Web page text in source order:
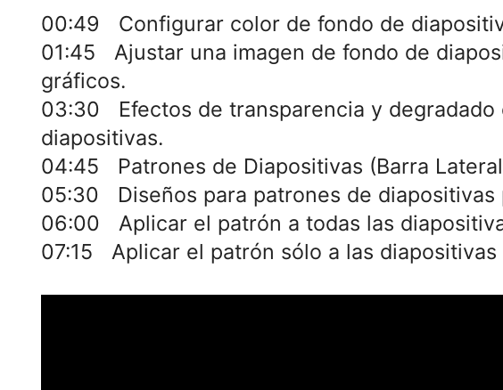
00:49 Configurar color de fondo de
01:45 Ajustar una imagen de fondo de
gráficos.
03:30 Efectos de transparencia y degradado
diapositivas.
04:45 Patrones de Diapositivas (Barra
05:30 Diseños para patrones de diapositivas
06:00 Aplicar el patrón a todas las
07:15 Aplicar el patrón sólo a las diapositivas